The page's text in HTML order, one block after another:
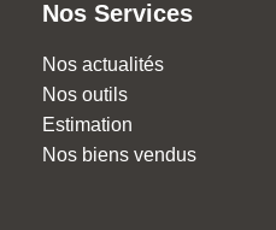
Nos Services
Nos actualités
Nos outils
Estimation
Nos biens vendus